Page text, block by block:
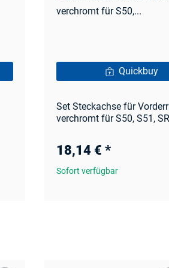
Quickbuy
Set Steckachse für
verchromt für S50, S51,
18,14 € *
Sofort verfügbar